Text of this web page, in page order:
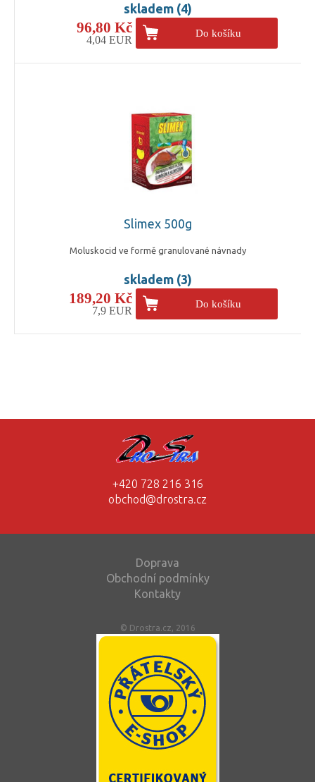
skladem (4)
96,80 Kč
4,04 EUR
Do košíku
Slimex 500g
Moluskocid ve formě granulované návnady
skladem (3)
189,20 Kč
7,9 EUR
Do košíku
+420 728 216 316
obchod@drostra.cz
Doprava
Obchodní podmínky
Kontakty
© Drostra.cz, 2016